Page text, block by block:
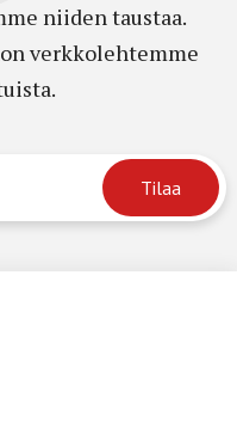
niiden taustaa.
verkkolehtemme